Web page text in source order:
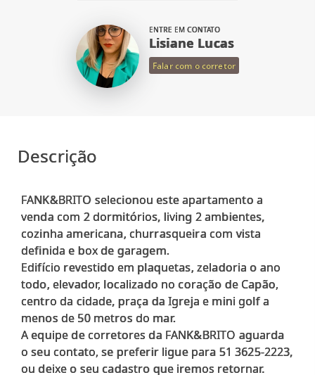
ENTRE EM CONTATO
Lisiane Lucas
Falar com o corretor
Descrição
FANK&BRITO selecionou este apartamento a
venda com 2 dormitórios, living 2 ambientes,
cozinha americana, churrasqueira com vista
definida e box de garagem.
Edifício revestido em plaquetas, zeladoria o ano
todo, elevador, localizado no coração de Capão,
centro da cidade, praça da Igreja e mini golf a
menos de 50 metros do mar.
A equipe de corretores da FANK&BRITO aguarda
o seu contato, se preferir ligue para 51 3625-2223,